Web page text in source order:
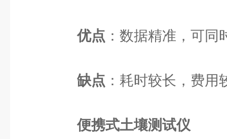
优点 ：数据精准，可
缺点 ：耗时较长，费用
便携式土壤测试仪